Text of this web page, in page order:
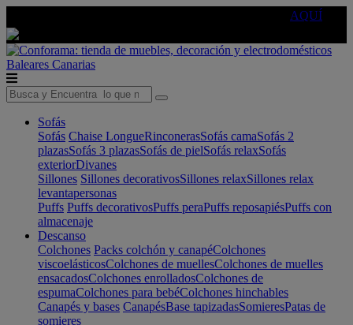
AQUÍ
Baleares Canarias
Sofás
Sofás Chaise LongueRinconerasSofás camaSofás 2
plazasSofás 3 plazasSofás de pielSofás relaxSofás
exteriorDivanes
Sillones Sillones decorativosSillones relaxSillones relax
levantapersonas
Puffs Puffs decorativosPuffs peraPuffs reposapiésPuffs con
almacenaje
Descanso
Colchones Packs colchón y canapéColchones
viscoelásticosColchones de muellesColchones de muelles
ensacadosColchones enrolladosColchones de
espumaColchones para bebéColchones hinchables
Canapés y bases CanapésBase tapizadasSomieresPatas de
somieres